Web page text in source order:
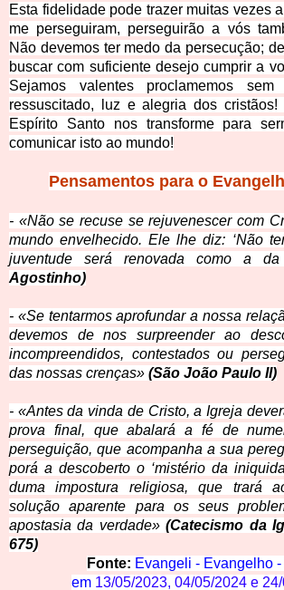
Esta fidelidade pode trazer muitas vezes
me perseguiram, perseguirão a vós
Não devemos ter medo da persecução;
buscar com suficiente desejo cumprir a
Sejamos valentes proclamemos
ressuscitado, luz e alegria dos
Espírito Santo nos transforme para
comunicar isto ao mundo!
Pensamentos para o
- «Não se recuse se rejuvenescer com
mundo envelhecido. Ele lhe diz: ‘Não
juventude será renovada como a da
Agostinho)
- «Se tentarmos aprofundar a nossa
devemos de nos surpreender ao
incompreendidos, contestados ou
das nossas crenças» (São João Paulo II)
- «Antes da vinda de Cristo,a Igreja
prova final, que abalará a fé de
perseguição, que acompanha a sua
porá a descoberto o ‘mistério da
duma impostura religiosa, que trará
solução aparente para os seus
apostasia da verdade»(Catecismo da
675)
Fonte: Evangeli - Evangelho -
em 13/05/2023, 04/05/2024 e